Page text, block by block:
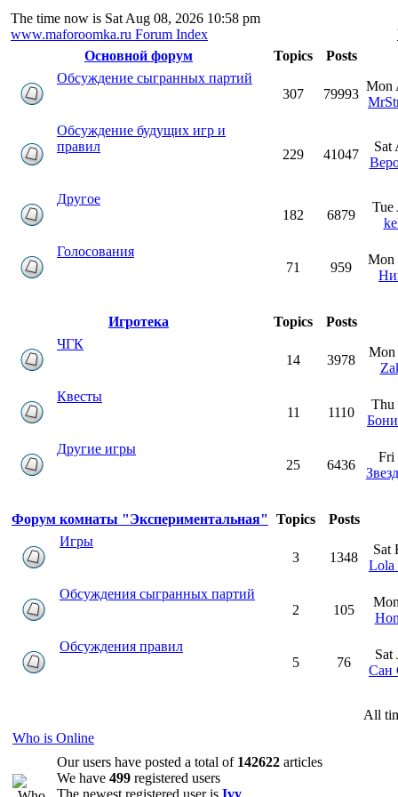
The time now is Sat Aug 08, 2026 10:58 pm
www.maforoomka.ru Forum Index
Основной форум
Topics
Posts
Обсуждение сыгранных партий
307
79993
Mon
Обсуждение будущих игр и
правил
229 41047
Sat
Другое
182
6879
Tue
Голосования
71
959
Mon
Игротека Topics
Posts
ЧГК
14
3978
Mon
Квесты
11
1110
Thu
Другие игры
25
6436
Fri
Форум комнаты "Экспериментальная" Topics
Posts
Игры
3
1348
Sat
Обсуждения сыгранных партий
2
105
Обсуждения правил
5
76
Sat
Сан
All
Who is Online
Our users have posted a total of 142622 articles
We have 499 registered users
The newest registered user is Ivy